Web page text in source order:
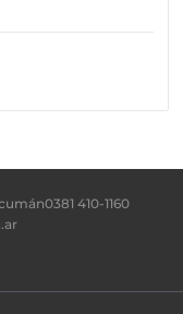
0381 410-1160